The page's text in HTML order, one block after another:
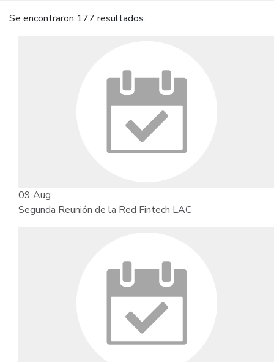
Se encontraron 177 resultados.
09 Aug
Segunda Reunión de la Red Fintech LAC